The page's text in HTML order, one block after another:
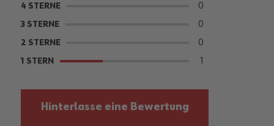
4 STERNE 0
3 STERNE 0
2 STERNE 0
1 STERN 1
Hinterlasse eine Bewertung